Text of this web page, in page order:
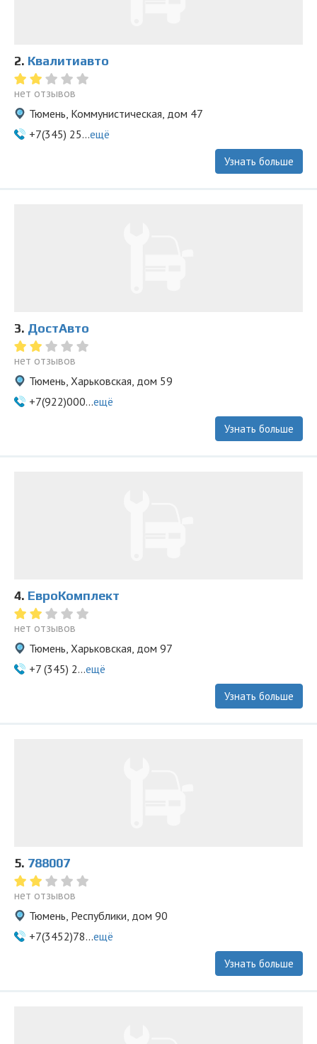
2. Квалитиавто
нет отзывов
Тюмень, Коммунистическая, дом 47
+7(345) 25...ещё
Узнать больше
3. ДостАвто
нет отзывов
Тюмень, Харьковская, дом 59
+7(922)000...ещё
Узнать больше
4. ЕвроКомплект
нет отзывов
Тюмень, Харьковская, дом 97
+7 (345) 2...ещё
Узнать больше
5. 788007
нет отзывов
Тюмень, Республики, дом 90
+7(3452)78...ещё
Узнать больше